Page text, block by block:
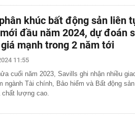
khúc bất động sản liên
đầu năm 2024, dự đoán
mạnh trong 2 năm tới
11:55
cuối năm 2023, Savills ghi nhận nhiều
ngành Tài chính, Bảo hiểm và Bất động
chất lượng cao.